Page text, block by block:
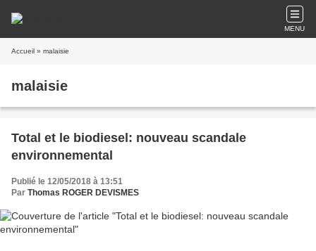
MENU
Accueil » malaisie
malaisie
Total et le biodiesel: nouveau scandale
environnemental
Publié le 12/05/2018 à 13:51
Par Thomas ROGER DEVISMES